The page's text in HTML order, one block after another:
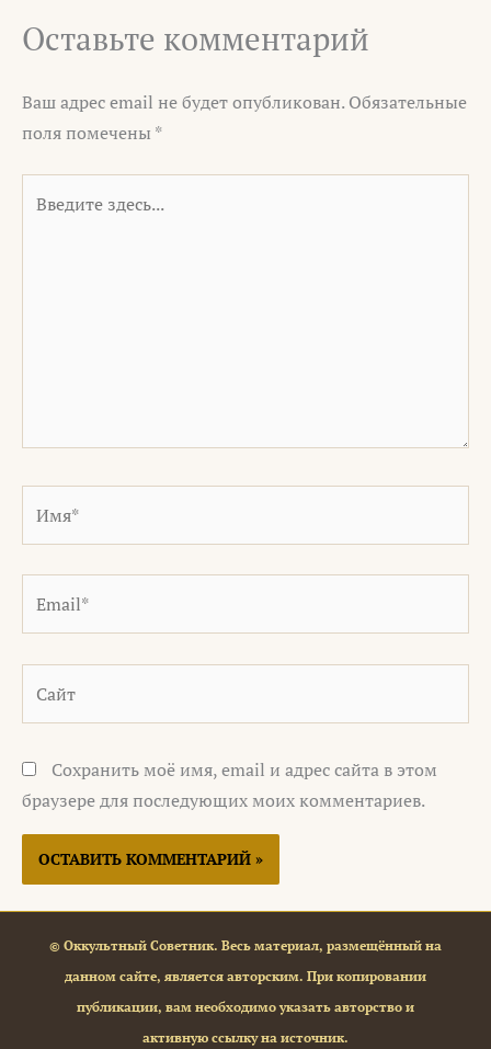
Оставьте комментарий
Ваш адрес email не будет опубликован. Обязательные
поля помечены *
здесь...
Сохранить моё имя, email и адрес сайта в этом
браузере для последующих моих комментариев.
© Оккультный Советник. Весь материал, размещённый на
данном сайте, является авторским. При копировании
публикации, вам необходимо указать авторство и
активную ссылку на источник.